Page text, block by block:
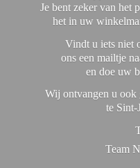
Je bent zeker van het
het in uw
Vindt u iets niet
ons een mailtje
en doe uw
Wij ontvangen u
te
Team